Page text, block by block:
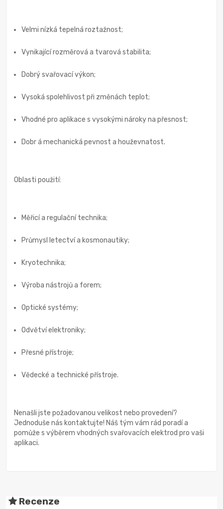
Velmi nízká tepelná roztažnost;
Vynikající rozměrová a tvarová stabilita;
Dobrý svařovací výkon;
Vysoká spolehlivost při změnách teplot;
Vhodné pro aplikace s vysokými nároky na přesnost;
Dobr á mechanická pevnost a houževnatost.
Oblasti použití:
Měřicí a regulační technika;
Průmysl letectví a kosmonautiky;
Kryotechnika;
Výroba nástrojů a forem;
Optické systémy;
Odvětví elektroniky;
Přesné přístroje;
Vědecké a technické přístroje.
Nenašli jste požadovanou velikost nebo provedení?
Jednoduše nás kontaktujte! Náš tým vám rád poradí a
pomůže s výběrem vhodných svařovacích elektrod pro vaši
aplikaci.
Recenze